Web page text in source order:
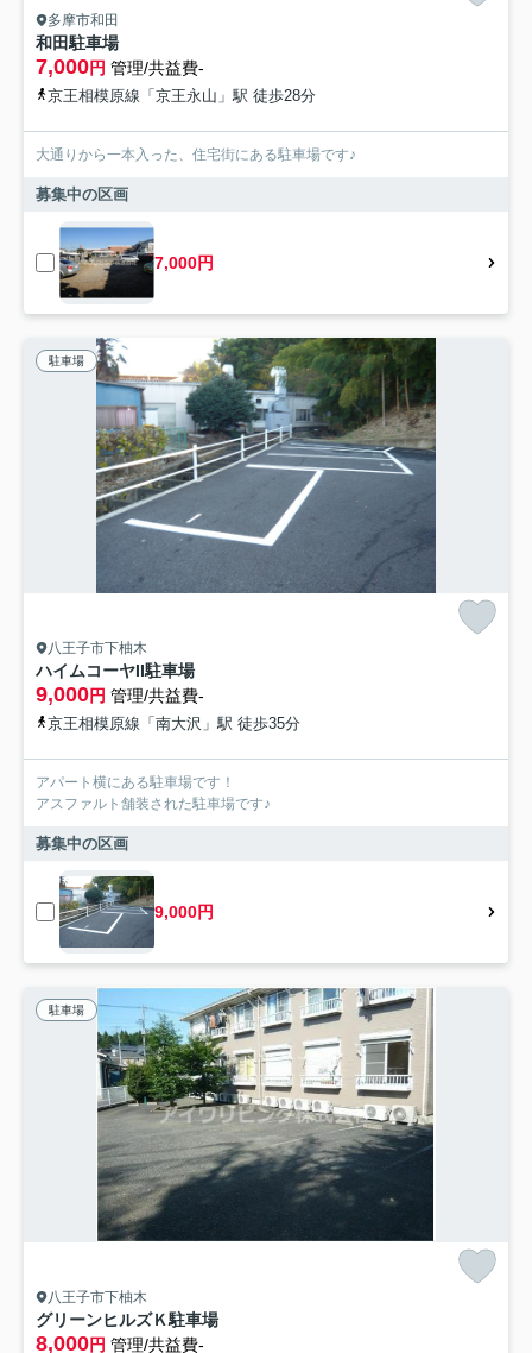
多摩市和田
和田駐車場
7,000円 管理/共益費-
京王相模原線「京王永山」駅 徒歩28分
大通りから一本入った、住宅街にある駐車場です♪
募集中の区画
7,000円
駐車場
八王子市下柚木
ハイムコーヤII駐車場
9,000円 管理/共益費-
京王相模原線「南大沢」駅 徒歩35分
アパート横にある駐車場です！
アスファルト舗装された駐車場です♪
募集中の区画
9,000円
駐車場
八王子市下柚木
グリーンヒルズＫ駐車場
8,000円 管理/共益費-